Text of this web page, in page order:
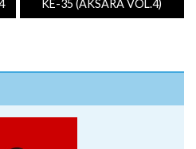
KE-35 (AKSARA VOL.4)